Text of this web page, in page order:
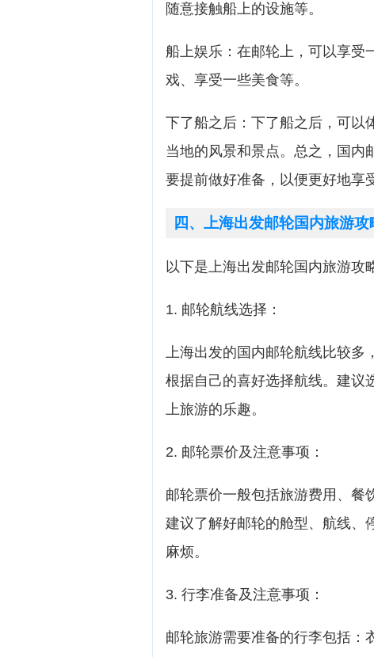
随意接触船上的设施等。
船上娱乐：在邮轮上，可以享受
戏、享受一些美食等。
下了船之后：下了船之后，可以
当地的风景和景点。总之，国内
要提前做好准备，以便更好地享
四、上海出发邮轮国内旅游攻
以下是上海出发邮轮国内旅游攻
1. 邮轮航线选择：
上海出发的国内邮轮航线比较多
根据自己的喜好选择航线。建议
上旅游的乐趣。
2. 邮轮票价及注意事项：
邮轮票价一般包括旅游费用、餐
建议了解好邮轮的舱型、航线、
麻烦。
3. 行李准备及注意事项：
邮轮旅游需要准备的行李包括：